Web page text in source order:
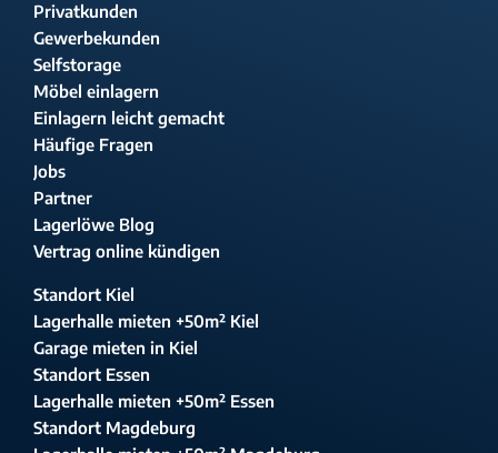
Privatkunden
Gewerbekunden
Selfstorage
Möbel einlagern
Einlagern leicht gemacht
Häufige Fragen
Jobs
Partner
Lagerlöwe Blog
Vertrag online kündigen
Standort Kiel
Lagerhalle mieten +50m² Kiel
Garage mieten in Kiel
Standort Essen
Lagerhalle mieten +50m² Essen
Standort Magdeburg